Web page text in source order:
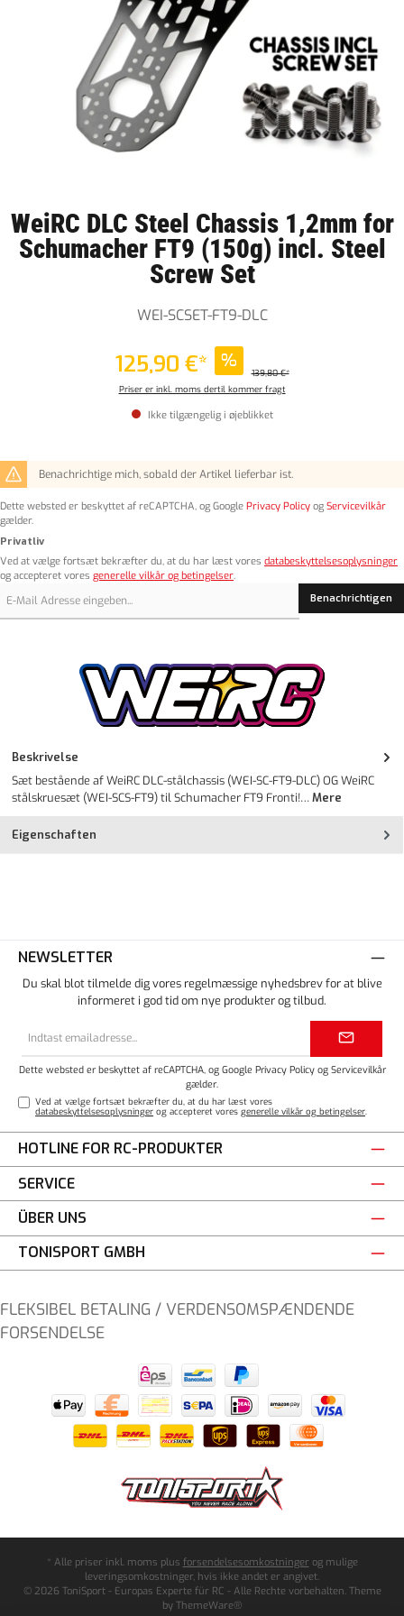
WeiRC DLC Steel Chassis 1,2mm for
Schumacher FT9 (150g) incl. Steel
Screw Set
WEI-SCSET-FT9-DLC
125,90 €* %
139,80 €*
Priser er inkl. moms dertil kommer fragt
Ikke tilgængelig i øjeblikket
Benachrichtige mich, sobald der Artikel lieferbar ist.
Dette websted er beskyttet af reCAPTCHA, og Google Privacy Policy og Servicevilkår
gælder.
Privatliv
Ved at vælge fortsæt bekræfter du, at du har læst vores databeskyttelsesoplysninger
og accepteret vores generelle vilkår og betingelser.
Benachrichtigen
Beskrivelse
Sæt bestående af WeiRC DLC-stålchassis (WEI-SC-FT9-DLC) OG WeiRC
stålskruesæt (WEI-SCS-FT9) til Schumacher FT9 Fronti!…Mere
Eigenschaften
NEWSLETTER
Du skal blot tilmelde dig vores regelmæssige nyhedsbrev for at blive
informeret i god tid om nye produkter og tilbud.
Dette websted er beskyttet af reCAPTCHA, og Google Privacy Policyog Servicevilkår
gælder.
Ved at vælge fortsæt bekræfter du, at du har læst vores
databeskyttelsesoplysninger og accepteret voresgenerelle vilkår og betingelser.
HOTLINE FOR RC-PRODUKTER
SERVICE
ÜBER UNS
TONISPORT GMBH
FLEKSIBEL BETALING / VERDENSOMSPÆNDENDE
FORSENDELSE
* Alle priser inkl. moms plus forsendelsesomkostninger og mulige
leveringsomkostninger, hvis ikke andet er angivet.
© 2026 ToniSport - Europas Experte für RC - Alle Rechte vorbehalten. Theme
by ThemeWare®